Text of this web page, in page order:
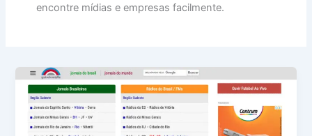
encontre mídias e empresas facilmente.